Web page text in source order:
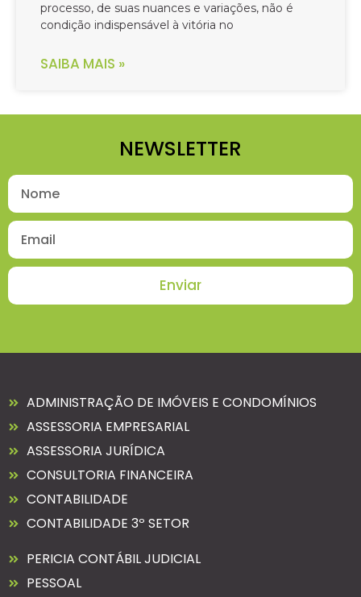
processo, de suas nuances e variações, não é
condição indispensável à vitória no
SAIBA MAIS »
NEWSLETTER
Enviar
ADMINISTRAÇÃO DE IMÓVEIS E CONDOMÍNIOS
ASSESSORIA EMPRESARIAL
ASSESSORIA JURÍDICA
CONSULTORIA FINANCEIRA
CONTABILIDADE
CONTABILIDADE 3º SETOR
PERICIA CONTÁBIL JUDICIAL
PESSOAL